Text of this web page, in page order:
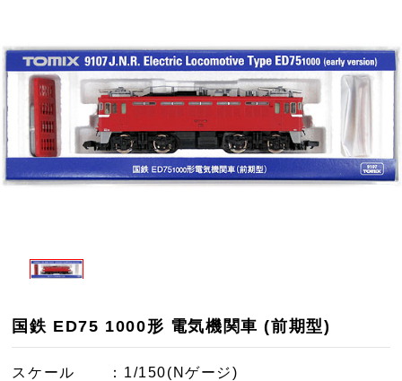
国鉄 ED75 1000形 電気機関車 (前期型)
スケール
：1/150(Nゲージ)